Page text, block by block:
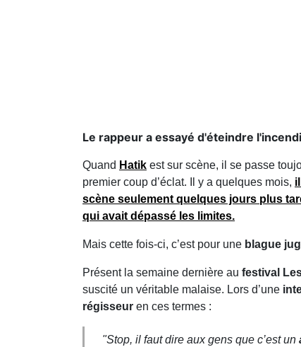
Le rappeur a essayé d'éteindre
Quand Hatik est sur scène, il se passe
premier coup d’éclat. Il y a quelques mois,
scène seulement quelques jours plus
qui avait dépassé les limites.
Mais cette fois-ci, c’est pour une blague
Présent la semaine dernière au festival
suscité un véritable malaise. Lors d’une
régisseur en ces termes :
"Stop, il faut dire aux gens que c’est un